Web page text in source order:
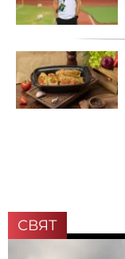
СВЯТ